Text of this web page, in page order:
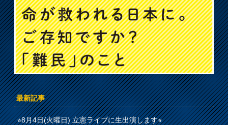
最新記事
⭐︎8月4日(火曜日) 立憲ライブに生出演します⭐︎